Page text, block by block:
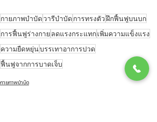
กายภาพบำบัด วารีบำบัด การทรงตัวฝึกฟื้นฟูบนบก
การฟื้นฟูร่างกาย ลดแรงกระแทกเพิ่มความแข็งแรง
ความยืดหยุ่นบรรเทาอาการปวด
ฟื้นฟูจากการบาดเจ็บ
กายภาพบำบัด